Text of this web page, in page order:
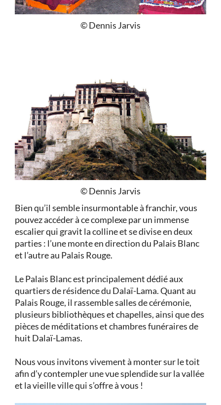
© Dennis Jarvis
© Dennis Jarvis
Bien qu’il semble insurmontable à franchir, vous
pouvez accéder à ce complexe par un immense
escalier qui gravit la colline et se divise en deux
parties : l’une monte en direction du Palais Blanc
et l’autre au Palais Rouge.
Le Palais Blanc est principalement dédié aux
quartiers de résidence du Dalaï-Lama. Quant au
Palais Rouge, il rassemble salles de cérémonie,
plusieurs bibliothèques et chapelles, ainsi que des
pièces de méditations et chambres funéraires de
huit Dalaï-Lamas.
Nous vous invitons vivement à monter sur le toit
afin d’y contempler une vue splendide sur la vallée
et la vieille ville qui s’offre à vous !